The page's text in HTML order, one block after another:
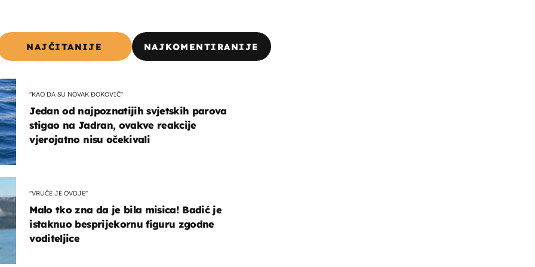
NAJČITANIJE NAJKOMENTIRANIJE
"KAO DA SU NOVAK ĐOKOVIĆ"
Jedan od najpoznatijih svjetskih parova
stigao na Jadran, ovakve reakcije
vjerojatno nisu očekivali
"VRUĆE JE OVDJE"
Malo tko zna da je bila misica! Badić je
istaknuo besprijekornu figuru zgodne
voditeljice